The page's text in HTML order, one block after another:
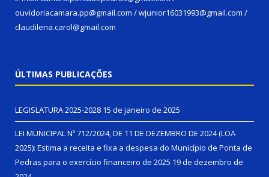
ouvidoriacamara.pp@gmail.com / wjunior16031993@gmail.com /
claudilena.carol@gmail.com
ÚLTIMAS PUBLICAÇÕES
LEGISLATURA 2025-2028 15 de janeiro de 2025
LEI MUNICIPAL Nº 712/2024, DE 11 DE DEZEMBRO DE 2024 (LOA
2025): Estima a receita e fixa a despesa do Município de Ponta de
Pedras para o exercício financeiro de 2025 19 de dezembro de